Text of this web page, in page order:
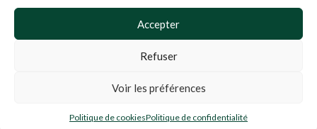
Accepter
Refuser
Voir les préférences
Politique de cookiesPolitique de confidentialité
Agence Media 112